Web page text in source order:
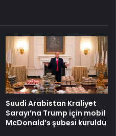
Suudi Arabistan Kraliyet
Sarayı’na Trump için mobil
McDonald’s şubesi kuruldu